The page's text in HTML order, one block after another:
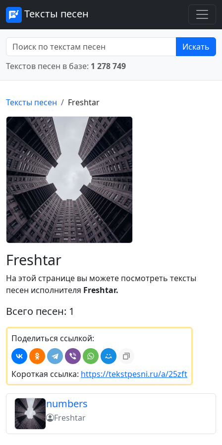
Тексты песен
Искать
Текстов песен в базе: 1 278 749
Тексты песен Freshtar
Freshtar
На этой странице вы можете посмотреть тексты
песен исполнителя Freshtar.
Всего песен: 1
Поделиться ссылкой:
Короткая ссылка: https://tekstpesni.ru/a/25zft
numbers
Freshtar